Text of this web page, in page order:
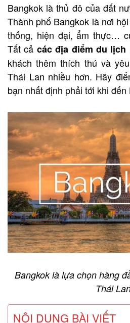
Bangkok là thủ đô của đất
Thành phố Bangkok là nơi
thống, hiện đại, ẩm thực…
Tất cả các địa điểm du lịch
khách thêm thích thú và
Thái Lan nhiều hơn. Hãy
bạn nhất định phải tới khi đến
Bangkok là lựa chọn hàng
Thái
NỘI DUNG BÀI VIẾT